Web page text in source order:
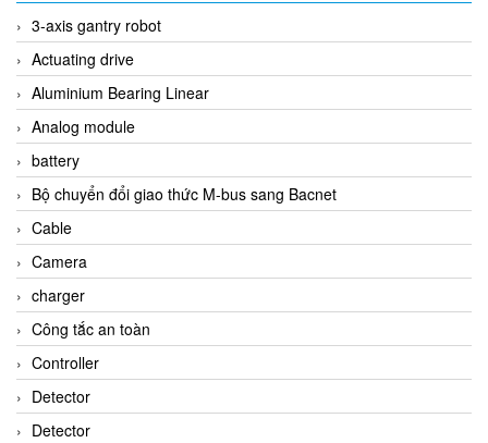
3-axis gantry robot
Actuating drive
Aluminium Bearing Linear
Analog module
battery
Bộ chuyển đổi giao thức M-bus sang Bacnet
Cable
Camera
charger
Công tắc an toàn
Controller
Detector
Detector